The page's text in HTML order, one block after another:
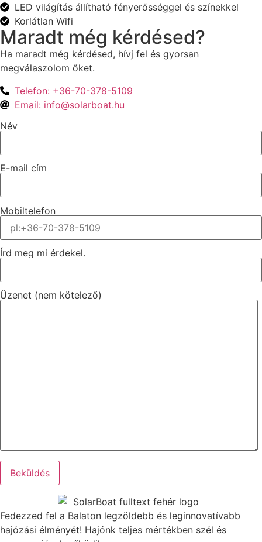
LED világítás állítható fényerősséggel és színekkel
Korlátlan Wifi
Maradt még kérdésed?
Ha maradt még kérdésed, hívj fel és gyorsan
megválaszolom őket.
Telefon: +36-70-378-5109
Email: info@solarboat.hu
Név
E-mail cím
Mobiltelefon
Írd meg mi érdekel.
Üzenet (nem kötelező)
Fedezzed fel a Balaton legzöldebb és leginnovatívabb
hajózási élményét! Hajónk teljes mértékben szél és